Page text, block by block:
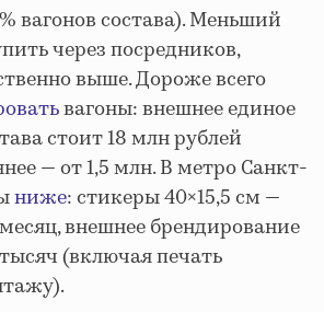
вагонов состава). Меньший
через посредников,
выше. Дороже всего
вагоны: внешнее единое
стоит 18 млн рублей
— от 1,5 млн. В метро Санкт-
ниже: стикеры 40×15,5 см —
внешнее брендирование
(включая печать